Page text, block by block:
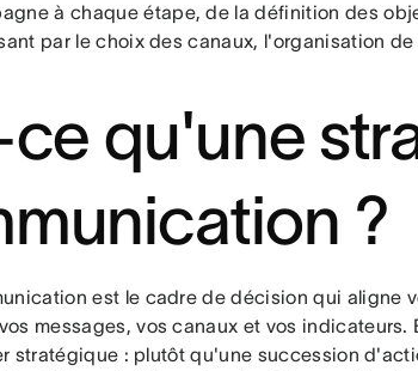
à chaque étape, de la définition des
par le choix des canaux, l'organisation
qu'une
?
est le cadre de décision qui aligne
messages, vos canaux et vos indicateurs.
stratégique : plutôt qu'une succession